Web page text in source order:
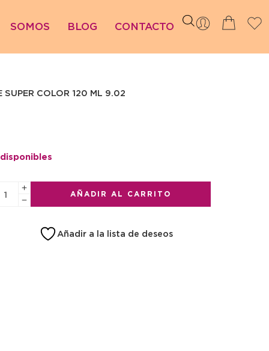
SOMOS BLOG CONTACTO
SUPER COLOR 120 ML 9.02
AÑADIR AL CARRITO
Añadir a la lista de deseos